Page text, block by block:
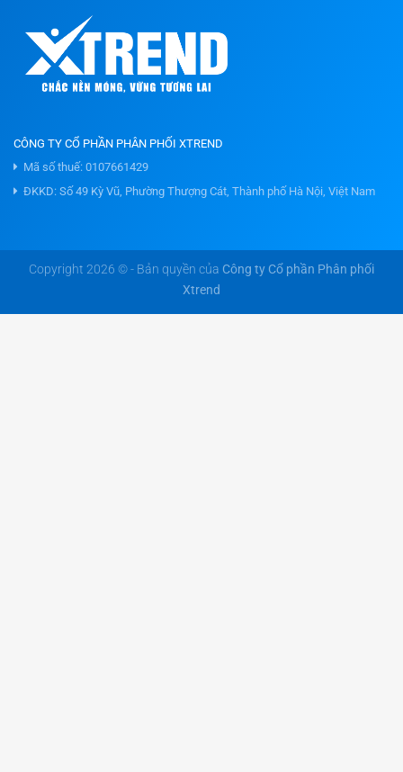
CÔNG TY CỔ PHẦN PHÂN PHỐI XTREND
Mã số thuế: 0107661429
ĐKKD: Số 49 Kỳ Vũ, Phường Thượng Cát, Thành phố Hà Nội, Việt Nam
Copyright 2026 © - Bản quyền của Công ty Cổ phần Phân phối
Xtrend